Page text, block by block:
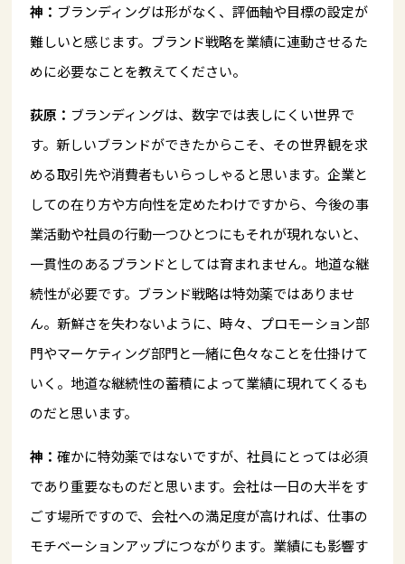
神： ブランディングは形がなく、評価軸や目標の設定が
難しいと感じます。ブランド戦略を業績に連動させるた
めに必要なことを教えてください。
荻原： ブランディングは、数字では表しにくい世界で
す。新しいブランドができたからこそ、その世界観を求
める取引先や消費者もいらっしゃると思います。企業と
しての在り方や方向性を定めたわけですから、今後の事
業活動や社員の行動一つひとつにもそれが現れないと、
一貫性のあるブランドとしては育まれません。地道な継
続性が必要です。ブランド戦略は特効薬ではありませ
ん。新鮮さを失わないように、時々、プロモーション部
門やマーケティング部門と一緒に色々なことを仕掛けて
いく。地道な継続性の蓄積によって業績に現れてくるも
のだと思います。
神：確かに特効薬ではないですが、社員にとっては必須
であり重要なものだと思います。会社は一日の大半をす
ごす場所ですので、会社への満足度が高ければ、仕事の
モチベーションアップにつながります。業績にも影響す